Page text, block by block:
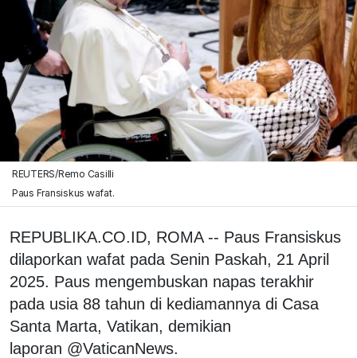
REUTERS/Remo Casilli
Paus Fransiskus wafat.
REPUBLIKA.CO.ID, ROMA -- Paus Fransiskus
dilaporkan wafat pada Senin Paskah, 21 April
2025. Paus mengembuskan napas terakhir
pada usia 88 tahun di kediamannya di Casa
Santa Marta, Vatikan, demikian
laporan @VaticanNews.